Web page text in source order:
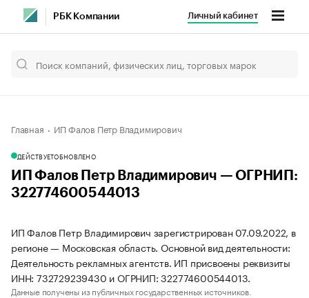
РБК Компании Личный кабинет
Главная ИП Фалов Петр Владимирович
ДЕЙСТВУЕТОБНОВЛЕНО
ИП Фалов Петр Владимирович — ОГРНИП:
322774600544013
ИП Фалов Петр Владимирович зарегистрирован 07.09.2022, в
регионе — Московская область. Основной вид деятельности:
Деятельность рекламных агентств. ИП присвоены реквизиты
ИНН: 732729239430 и ОГРНИП: 322774600544013.
Данные получены из публичных государственных источников.